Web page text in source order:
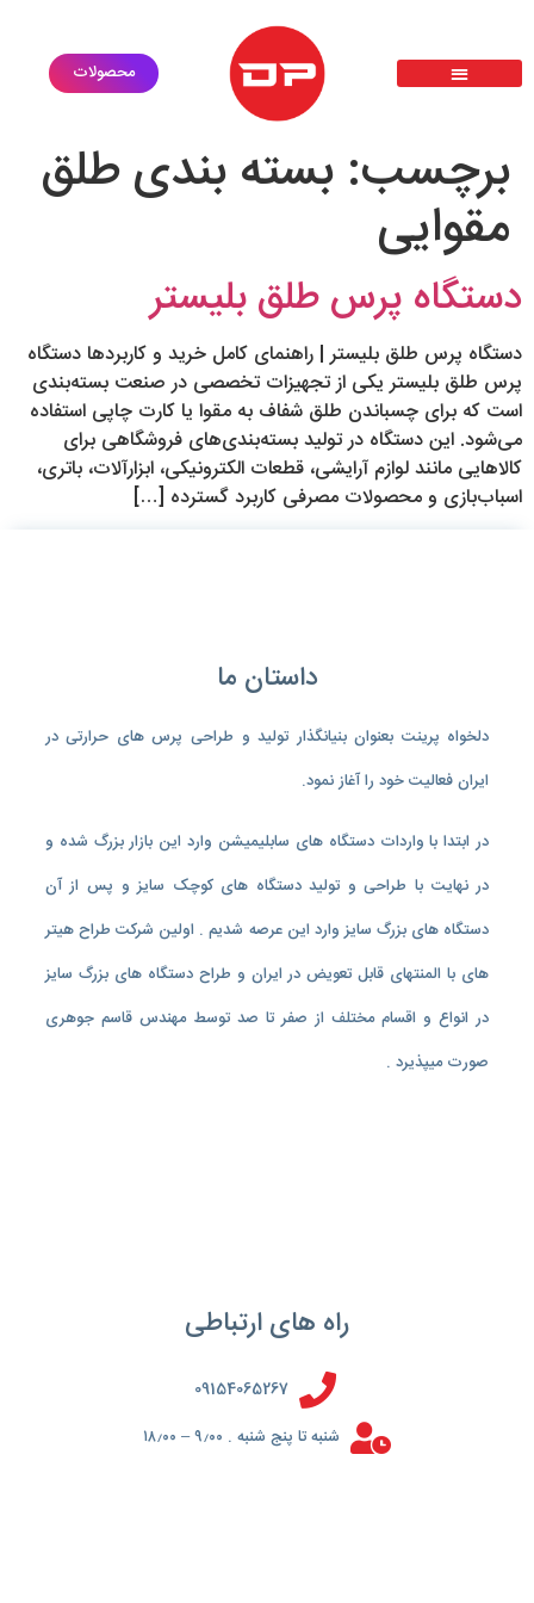
محصولات
برچسب: بسته بندی طلق
مقوایی
دستگاه پرس طلق بلیستر
دستگاه پرس طلق بلیستر | راهنمای کامل خرید و کاربردها دستگاه
پرس طلق بلیستر یکی از تجهیزات تخصصی در صنعت بسته‌بندی
است که برای چسباندن طلق شفاف به مقوا یا کارت چاپی استفاده
می‌شود. این دستگاه در تولید بسته‌بندی‌های فروشگاهی برای
کالاهایی مانند لوازم آرایشی، قطعات الکترونیکی، ابزارآلات، باتری،
اسباب‌بازی و محصولات مصرفی کاربرد گسترده […]
داستان ما
دلخواه پرینت بعنوان بنیانگذار تولید و طراحی پرس های حرارتی در
ایران فعالیت خود را آغاز نمود.
در ابتدا با واردات دستگاه های سابلیمیشن وارد این بازار بزرگ شده و
در نهایت با طراحی و تولید دستگاه های کوچک سایز و پس از آن
دستگاه های بزرگ سایز وارد این عرصه شدیم . اولین شرکت طراح هیتر
های با المنتهای قابل تعویض در ایران و طراح دستگاه های بزرگ سایز
در انواع و اقسام مختلف از صفر تا صد توسط مهندس قاسم جوهری
صورت میپذیرد .
راه های ارتباطی
09154065267
شنبه تا پنج شنبه . ۹٫۰۰ – ۱۸٫۰۰